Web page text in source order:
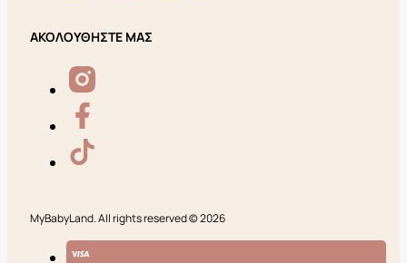
ΑΚΟΛΟΥΘΗΣΤΕ ΜΑΣ
MyBabyLand. All rights reserved © 2026